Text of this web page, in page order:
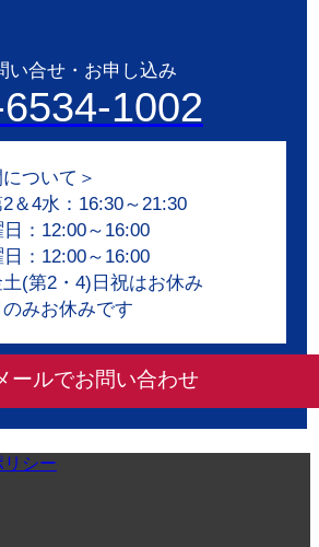
い合せ・お申し込み
1002
ついて＞
＆4水：16:30～21:30
：12:00～16:00
：12:00～16:00
(第2・4)日祝はお休み
みお休みです
ールでお問い合わせ
リシー